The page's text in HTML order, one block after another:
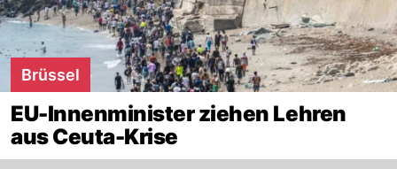
Brüssel
EU-Innenminister ziehen Lehren
aus Ceuta-Krise